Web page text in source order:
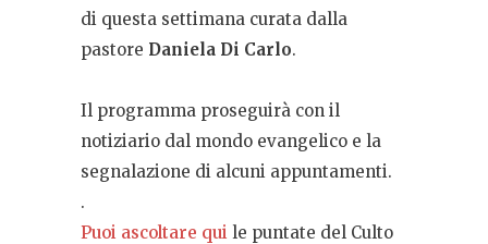
di questa settimana curata dalla
pastore Daniela Di Carlo.
Il programma proseguirà con il
notiziario dal mondo evangelico e la
segnalazione di alcuni appuntamenti.
.
Puoi ascoltare qui le puntate del Culto